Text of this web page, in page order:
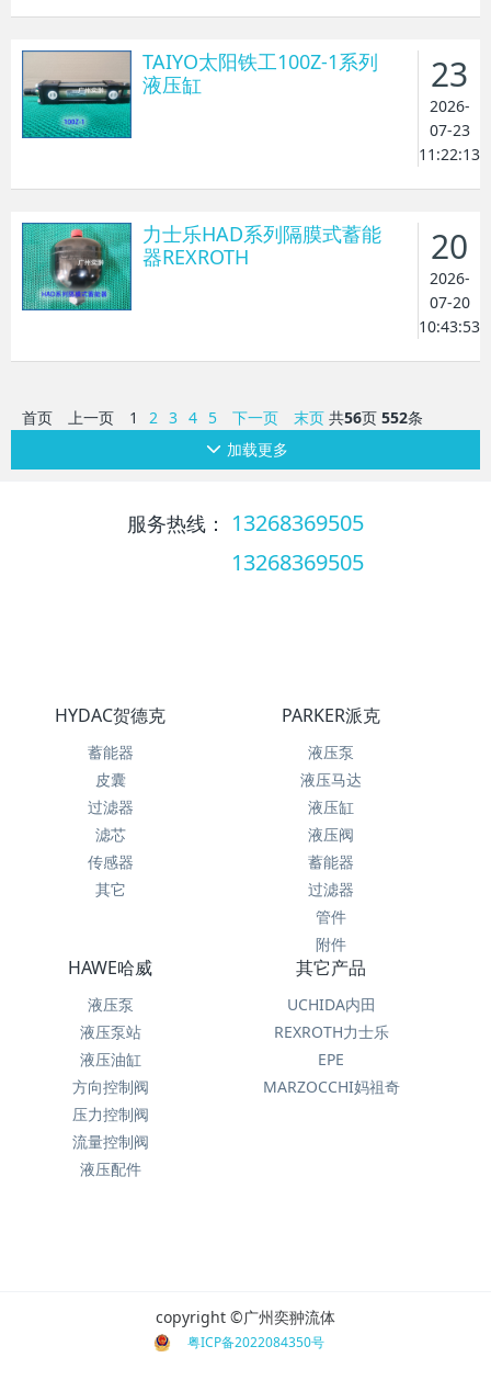
TAIYO太阳铁工100Z-1系列
液压缸
23
2026-
07-23
11:22:13
力士乐HAD系列隔膜式蓄能
器REXROTH
20
2026-
07-20
10:43:53
首页 上一页 1 2 3 4 5 下一页 末页 共56页 552条
加载更多
服务热线： 13268369505
13268369505
HYDAC贺德克
蓄能器
皮囊
过滤器
滤芯
传感器
其它
PARKER派克
液压泵
液压马达
液压缸
液压阀
蓄能器
过滤器
管件
附件
HAWE哈威
液压泵
液压泵站
液压油缸
方向控制阀
压力控制阀
流量控制阀
液压配件
其它产品
UCHIDA内田
REXROTH力士乐
EPE
MARZOCCHI妈祖奇
copyright ©广州奕翀流体
粤ICP备2022084350号